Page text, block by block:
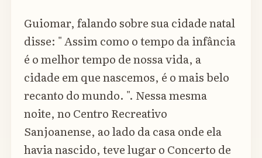
Guiomar, falando sobre sua cidade natal
disse: " Assim como o tempo da infância
é o melhor tempo de nossa vida, a
cidade em que nascemos, é o mais belo
recanto do mundo. ". Nessa mesma
noite, no Centro Recreativo
Sanjoanense, ao lado da casa onde ela
havia nascido, teve lugar o Concerto de